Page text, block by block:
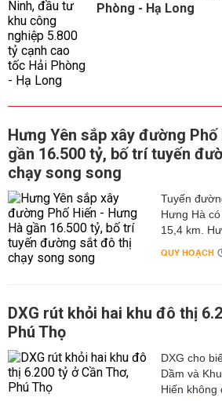
Phòng - Hạ Long
Hưng Yên sắp xây đường
gần 16.500 tỷ, bố trí tuyến
chạy song song
Tuyến
Hưng Hà
15,4 km.
QUY HOẠCH
DXG rút khỏi hai khu đô thị
Phú Thọ
DXG cho
Dầm và
Hiến không